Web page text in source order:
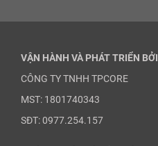
VẬN HÀNH VÀ PHÁT TRIỂN BỞI
CÔNG TY TNHH TPCORE
MST: 1801740343
SĐT: 0977.254.157